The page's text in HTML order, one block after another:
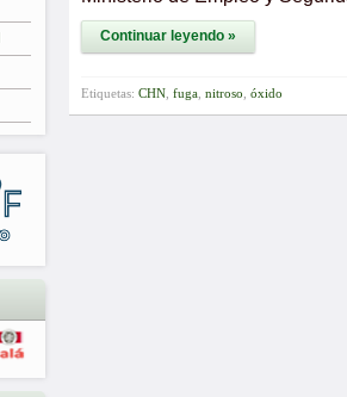
Continuar leyendo »
Etiquetas: CHN fuga nitroso óxido